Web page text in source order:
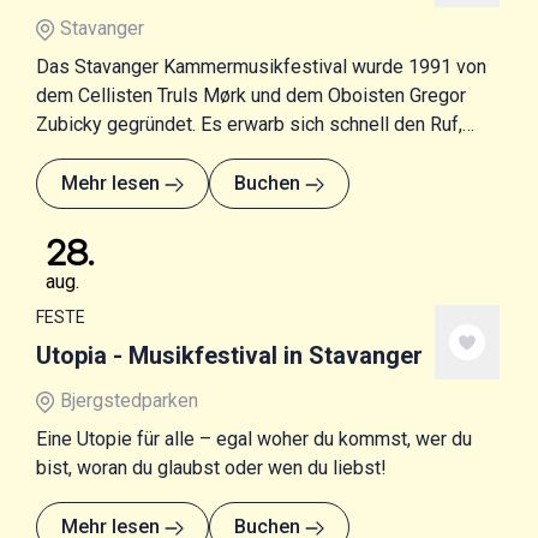
Stavanger
Das Stavanger Kammermusikfestival wurde 1991 von
dem Cellisten Truls Mørk und dem Oboisten Gregor
Zubicky gegründet. Es erwarb sich schnell den Ruf,
eines der besten Kammermusikfestivals Europas zu
sein, bei dem Musiker eine ganze Woche lang in
verschiedenen Konstellationen zusammen spielen.
Mehr lesen Buchen
28.
aug.
FESTE
Utopia - Musikfestival in Stavanger
Bjergstedparken
Eine Utopie für alle – egal woher du kommst, wer du
bist, woran du glaubst oder wen du liebst!
Mehr lesen Buchen